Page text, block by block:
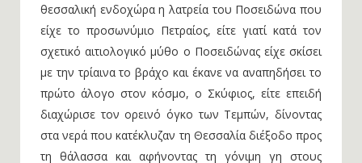
θεσσαλική ενδοχώρα η λατρεία του Ποσειδώνα που
είχε το προσωνύμιο Πετραίος, είτε γιατί κατά τον
σχετικό αιτιολογικό μύθο ο Ποσειδώνας είχε σκίσει
με την τρίαινα το βράχο και έκανε να αναπηδήσει το
πρώτο άλογο στον κόσμο, ο Σκύφιος, είτε επειδή
διαχώρισε τον ορεινό όγκο των Τεμπών, δίνοντας
στα νερά που κατέκλυζαν τη Θεσσαλία διέξοδο προς
τη θάλασσα και αφήνοντας τη γόνιμη γη στους